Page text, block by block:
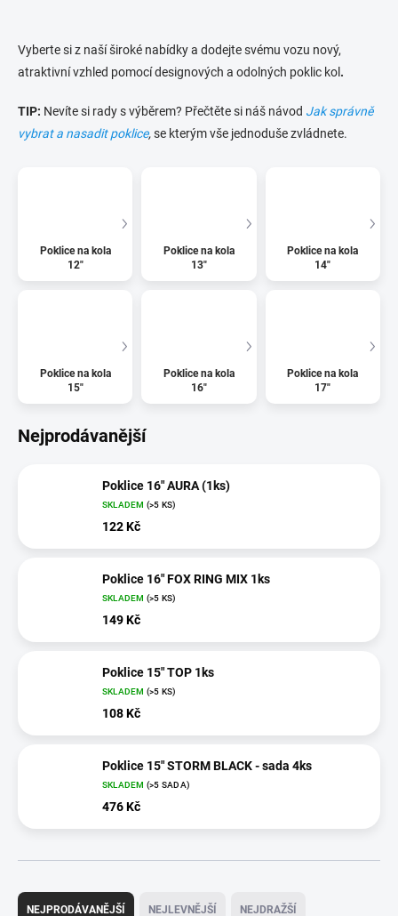
Vyberte si z naší široké nabídky a dodejte svému vozu nový,
atraktivní vzhled pomocí designových a odolných poklic kol .
TIP: Nevíte si rady s výběrem? Přečtěte si náš návod Jak správně
vybrat a nasadit poklice,se kterým vše jednoduše zvládnete.
Poklice na kola
12"
Poklice na kola
13"
Poklice na kola
14"
Poklice na kola
15"
Poklice na kola
16"
Poklice na kola
17"
Nejprodávanější
Poklice 16" AURA (1ks)
SKLADEM (>5 KS)
122 Kč
Poklice 16" FOX RING MIX 1ks
SKLADEM (>5 KS)
149 Kč
Poklice 15" TOP 1ks
SKLADEM (>5 KS)
108 Kč
Poklice 15" STORM BLACK - sada 4ks
SKLADEM (>5 SADA)
476 Kč
Ř
NEJPRODÁVANĚJŠÍ NEJLEVNĚJŠÍ NEJDRAŽŠÍ